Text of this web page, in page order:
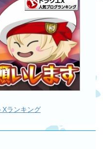
Xランキング